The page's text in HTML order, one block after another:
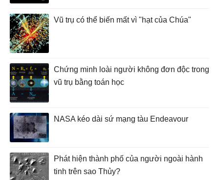
Vũ trụ có thể biến mất vì "hạt của Chúa"
Chứng minh loài người không đơn độc trong
vũ trụ bằng toán học
NASA kéo dài sứ mạng tàu Endeavour
Phát hiện thành phố của người ngoài hành
tinh trên sao Thủy?